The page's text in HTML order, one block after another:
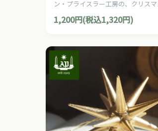
メント
ン・プライスラー工房の、クリス
トです。
1,200円(税込1,320円)